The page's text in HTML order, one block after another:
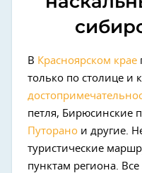
В Красноярском крае
только по столице
петля, Бирюсинские
Путорано и другие.
туристические
пунктам региона.